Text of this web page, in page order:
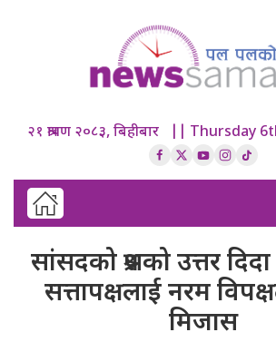
२१ श्रावण २०८३, बिहीबार || Thursday
सांसदको प्रश्नको उत्तर दिदा
सत्तापक्षलाई नरम
मिजास